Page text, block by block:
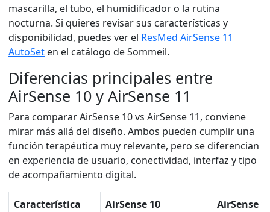
mascarilla, el tubo, el humidificador o la rutina
nocturna. Si quieres revisar sus características y
disponibilidad, puedes ver el ResMed AirSense 11
AutoSet en el catálogo de Sommeil.
Diferencias principales entre
AirSense 10 y AirSense 11
Para comparar AirSense 10 vs AirSense 11, conviene
mirar más allá del diseño. Ambos pueden cumplir una
función terapéutica muy relevante, pero se diferencian
en experiencia de usuario, conectividad, interfaz y tipo
de acompañamiento digital.
Característica AirSense 10
AirSense